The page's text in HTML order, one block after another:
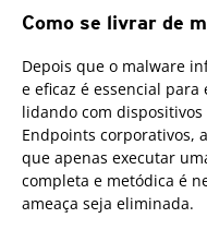
Como se livrar de
Depois que o malware
e eficaz é essencial
lidando com
Endpoints corporativos,
que apenas executar
completa e metódica é
ameaça seja eliminada.